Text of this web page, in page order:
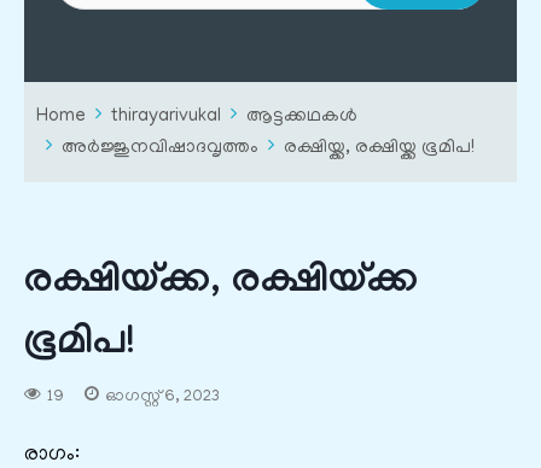
Home thirayarivukal
ആട്ടക്കഥകൾ
അർജ്ജുനവിഷാദവൃത്തം
രക്ഷിയ്ക്ക, രക്ഷിയ്ക്ക ഭൂമിപ!
രക്ഷിയ്ക്ക, രക്ഷിയ്ക്ക
ഭൂമിപ!
19 ഓഗസ്റ്റ്‌ 6, 2023
രാഗം: